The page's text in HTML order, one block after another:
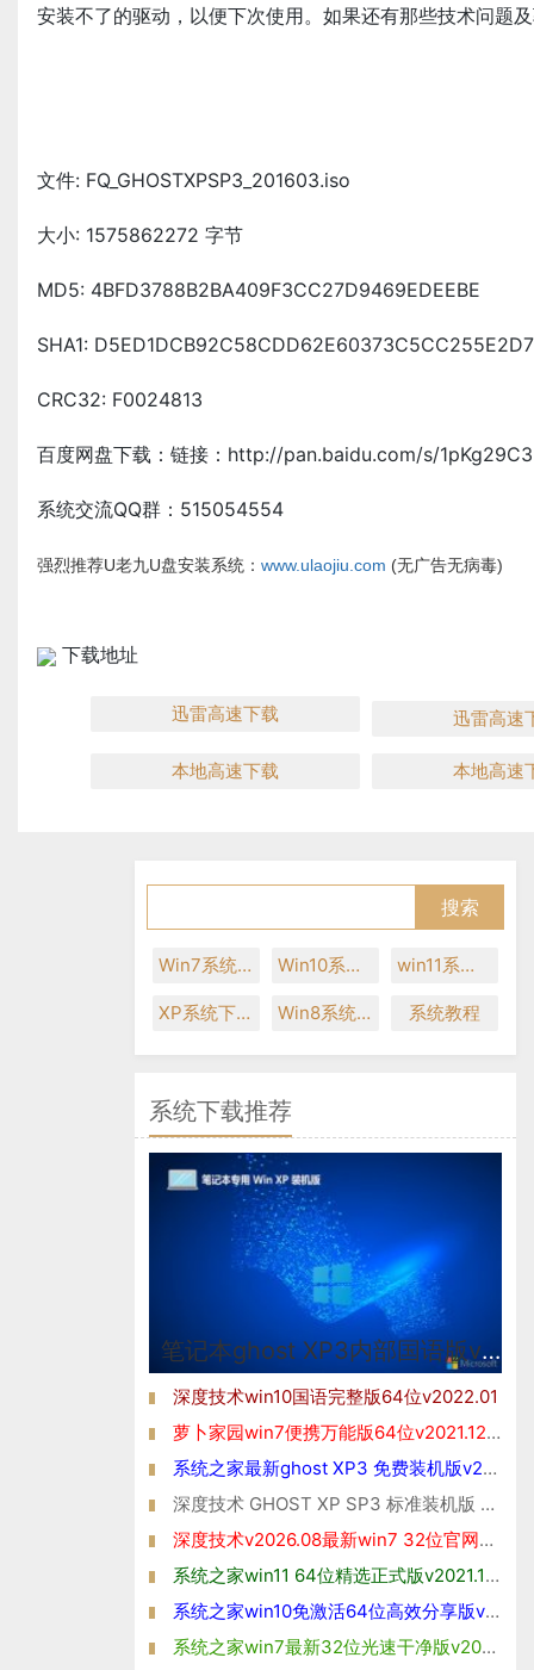
安装不了的驱动，以便下次使用。如果还有那些技术问题
文件: FQ_GHOSTXPSP3_201603.iso
大小: 1575862272 字节
MD5: 4BFD3788B2BA409F3CC27D9469EDEEBE
SHA1:
CRC32: F0024813
百度网盘下载：链接：http://pan.baidu.com/s/1pKg29C3
系统交流QQ群：515054554
强烈推荐U老九U盘安装系统： www.ulaojiu.com (无广告无病毒)
下载地址
迅雷高速下载 迅雷高速
本地高速下载 本地高速
Win7系统下载 Win10系统下载 win11系统下载
XP系统下载 Win8系统下载 系统教程
系统下载推荐
笔记本ghost XP3内部国语版v2026.08
深度技术win10国语完整版64位v2022.01
萝卜家园win7便携万能版64位v2021.12免激活
系统之家最新ghost XP3 免费装机版v2026.08
深度技术 GHOST XP SP3 标准装机版 V2016.05
深度技术v2026.08最新win7 32位官网清爽版
系统之家win11 64位精选正式版v2021.10免激活
系统之家win10免激活64位高效分享版v2021.10
系统之家win7最新32位光速干净版v2026.08